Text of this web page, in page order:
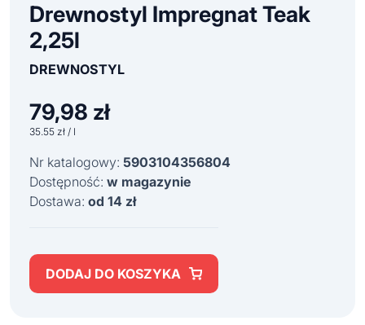
Drewnostyl Impregnat Teak
2,25l
DREWNOSTYL
79,98 zł
35.55 zł / l
Nr katalogowy: 5903104356804
Dostępność: w magazynie
Dostawa: od 14 zł
DODAJ DO KOSZYKA